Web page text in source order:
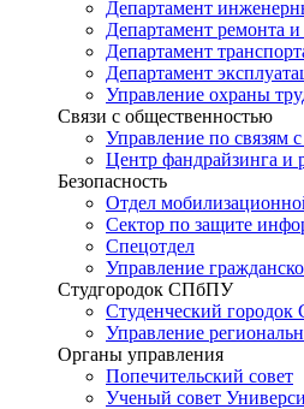
Департамент
Департамент ремонта и
Департамент
Департамент
Управление охраны
Связи с общественностью
Управление по связям
Центр фандрайзинга и
Безопасность
Отдел
Сектор по защите
Спецотдел
Управление
Студгородок СПбПУ
Студенческий
Управление
Органы управления
Попечительский совет
Ученый совет